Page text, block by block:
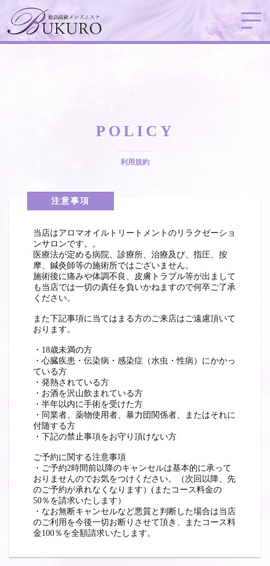
POLICY
利用規約
注意事項
当店はアロマオイルトリートメントのリラクゼーショ
ンサロンです。。
医療法が定める病院、診療所、治療及び、指圧、按
摩、鍼灸師等の施術所ではございません。
施術後に痛みや体調不良、皮膚トラブル等が出まして
も当店では一切の責任を負いかねますので何卒ご了承
ください。
また下記事項に当てはまる方のご来店はご遠慮頂いて
おります。
・18歳未満の方
・心臓疾患・伝染病・感染症（水虫・性病）にかかっ
ている方
・発熱されている方
・お酒を沢山飲まれている方
・半年以内に手術を受けた方
・同業者、薬物使用者、暴力団関係者、またはそれに
付随する方
・下記の禁止事項をお守り頂けない方
ご予約に関する注意事項
・ご予約2時間前以降のキャンセルは基本的に承って
おりませんのでお気をつけください。（次回以降、先
のご予約が承れなくなります）(またコース料金の
50％を請求いたします）
・なお無断キャンセルなど悪質と判断した場合は当店
のご利用を今後一切お断りさせて頂き、またコース料
金100％を全額請求いたします。